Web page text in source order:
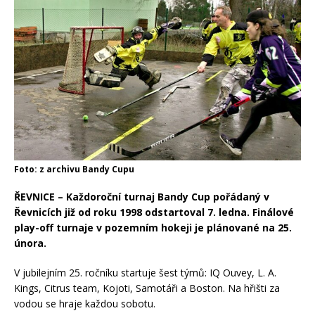
Foto: z archivu Bandy Cupu
ŘEVNICE – Každoroční turnaj Bandy Cup pořádaný v
Řevnicích již od roku 1998 odstartoval 7. ledna. Finálové
play-off turnaje v pozemním hokeji je plánované na 25.
února.
V jubilejním 25. ročníku startuje šest týmů: IQ Ouvey, L. A.
Kings, Citrus team, Kojoti, Samotáři a Boston. Na hřišti za
vodou se hraje každou sobotu.